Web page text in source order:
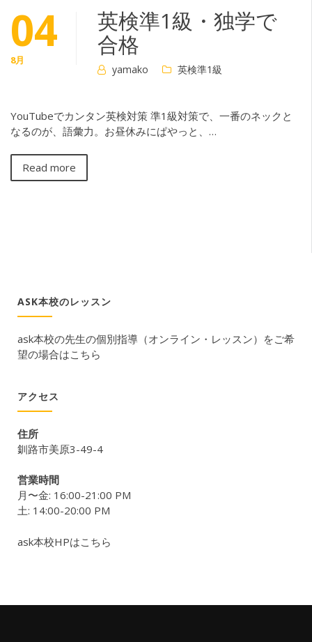
04
8月
英検準1級・独学で
合格
yamako 英検準1級
YouTubeでカンタン英検対策 準1級対策で、一番のネックと
なるのが、語彙力。お昼休みにぱやっと、…
Read more
ASK本校のレッスン
ask本校の先生の個別指導（オンライン・レッスン）をご希
望の場合はこちら
アクセス
住所
釧路市美原3-49-4
営業時間
月〜金: 16:00-21:00 PM
土: 14:00-20:00 PM
ask本校HPはこちら